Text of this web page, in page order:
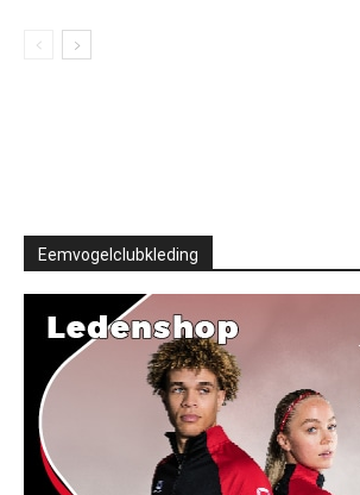
Eemvogelclubkleding